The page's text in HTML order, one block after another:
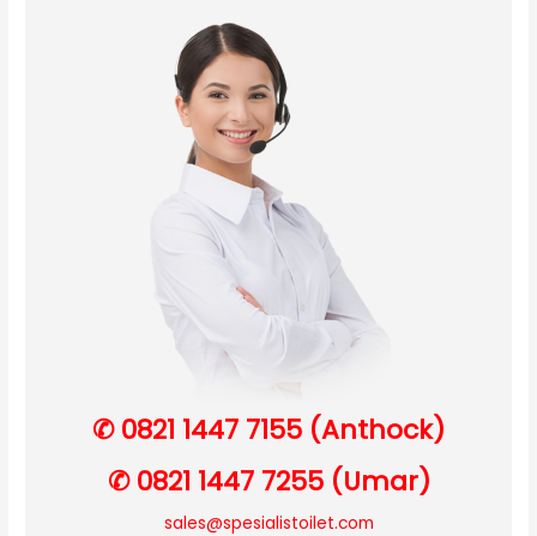
✆ 0821 1447 7155 (Anthock)
✆ 0821 1447 7255 (Umar)
sales@spesialistoilet.com